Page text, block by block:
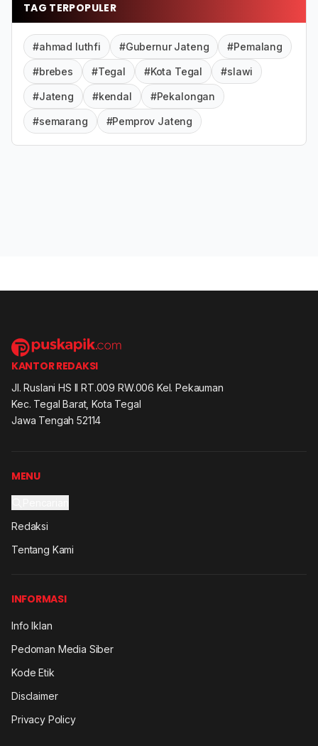
TAG TERPOPULER
#ahmad luthfi #Gubernur Jateng #Pemalang
#brebes #Tegal #Kota Tegal #slawi
#Jateng #kendal #Pekalongan
#semarang #Pemprov Jateng
KANTOR REDAKSI
Jl. Ruslani HS II RT.009 RW.006 Kel. Pekauman
Kec. Tegal Barat, Kota Tegal
Jawa Tengah 52114
MENU
Redaksi
Tentang Kami
INFORMASI
Info Iklan
Pedoman Media Siber
Kode Etik
Disclaimer
Privacy Policy